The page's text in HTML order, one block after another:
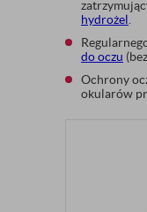
hydrożel
do oczu
Ochrony
okularów